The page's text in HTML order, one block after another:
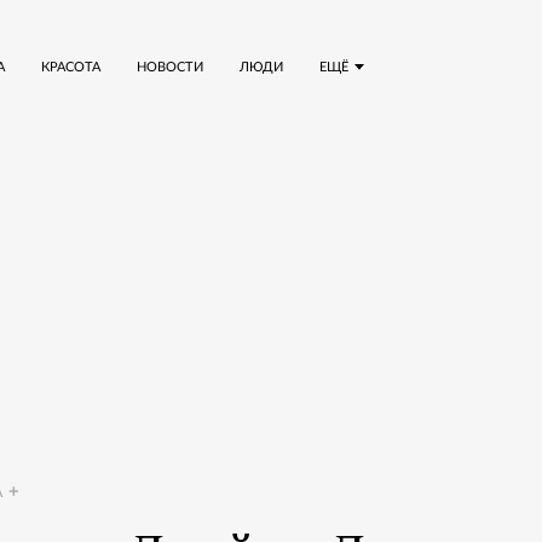
ЕЩЁ
КРАСОТА НОВОСТИ ЛЮДИ